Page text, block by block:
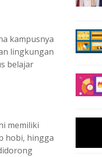
kampusnya
lingkungan
belajar
memiliki
hobi, hingga